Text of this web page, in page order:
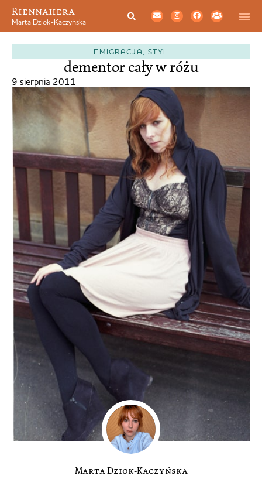
Riennahera
Marta Dziok-Kaczyńska
EMIGRACJA STYL
dementor cały w różu
9 sierpnia 2011
Marta Dziok-Kaczyńska